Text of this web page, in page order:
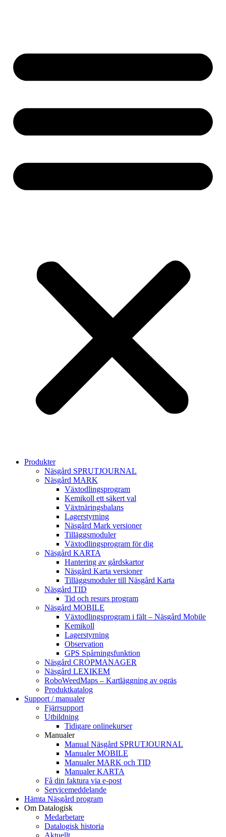
Produkter
Näsgård SPRUTJOURNAL
Näsgård MARK
Växtodlingsprogram
Kemikoll ett säkert val
Växtnäringsbalans
Lagerstyrning
Näsgård Mark versioner
Tilläggsmoduler
Växtodlingsprogram för dig
Näsgård KARTA
Hantering av gårdskartor
Näsgård Karta versioner
Tilläggsmoduler till Näsgård Karta
Näsgård TID
Tid och resurs program
Näsgård MOBILE
Växtodlingsprogram i fält – Näsgård Mobile
Kemikoll
Lagerstyrning
Observation
GPS Spårningsfunktion
Näsgård CROPMANAGER
Näsgård LEXIKEM
RoboWeedMaps – Kartläggning av ogräs
Produktkatalog
Support / manualer
Fjärrsupport
Utbildning
Tidigare onlinekurser
Manualer
Manual Näsgård SPRUTJOURNAL
Manualer MOBILE
Manualer MARK och TID
Manualer KARTA
Få din faktura via e-post
Servicemeddelande
Hämta Näsgård program
Om Datalogisk
Medarbetare
Datalogisk historia
Aktuellt